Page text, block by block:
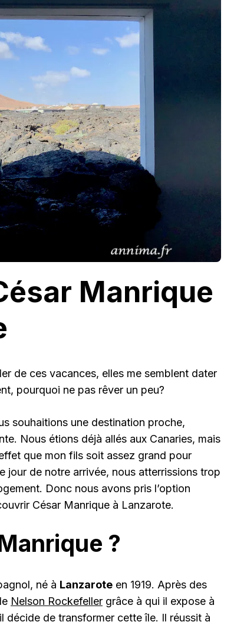
Manrique
de ces vacances, elles me semblent dater
pourquoi ne pas rêver un peu?
souhaitions une destination proche,
Nous étions déjà allés aux Canaries, mais
que mon fils soit assez grand pour
jour de notre arrivée, nous atterrissions trop
Donc nous avons pris l’option
César Manrique à Lanzarote.
?
né à Lanzarote en 1919. Après des
Nelson Rockefeller grâce à qui il expose à
décide de transformer cette île. Il réussit à